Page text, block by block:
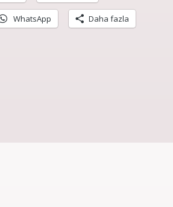
WhatsApp Daha fazla